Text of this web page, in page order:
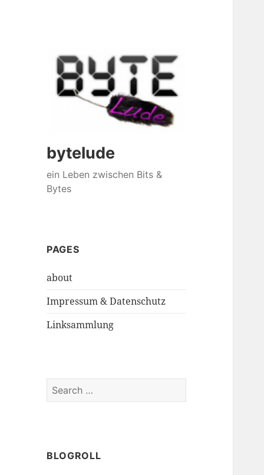
bytelude
ein Leben zwischen Bits &
Bytes
PAGES
about
Impressum & Datenschutz
Linksammlung
e
h
BLOGROLL